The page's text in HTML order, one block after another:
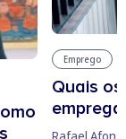
Emprego
Quais